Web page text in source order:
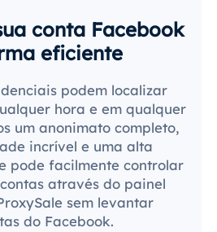
conta Facebook
eficiente
podem localizar
hora e em qualquer
um anonimato completo,
incrível e uma alta
pode facilmente controlar
através do painel
sem levantar
do Facebook.